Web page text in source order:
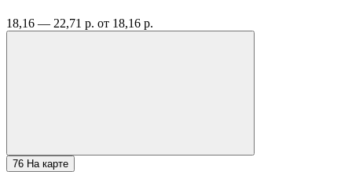
18,16 — 22,71 р. от 18,16 р.
76 На карте